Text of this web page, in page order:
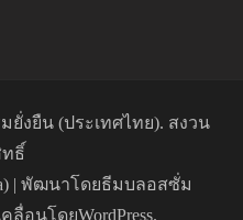
ยั่งยืน (ประเทศไทย). สงวน
ธิ์
| พัฒนาโดยธีมบลอสซั่ม
คลื่อนโดยWordPress.